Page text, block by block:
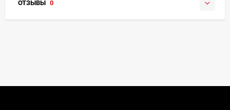
ОТЗЫВЫ 0